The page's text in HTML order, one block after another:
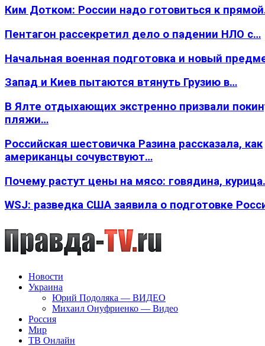
Ким Дотком: России надо готовиться к
Пентагон рассекретил дело о падении НЛО с…
Начальная военная подготовка и новый
Запад и Киев пытаются втянуть Грузию в…
В Ялте отдыхающих экстренно призвали
пляжи…
Российская шестовичка Разина рассказала, как
американцы сочувствуют…
Почему растут цены на мясо: говядина,
WSJ: разведка США заявила о подготовке
Новости
Украина
Юрий Подоляка — ВИДЕО
Михаил Онуфриенко — Видео
Россия
Мир
ТВ Онлайн